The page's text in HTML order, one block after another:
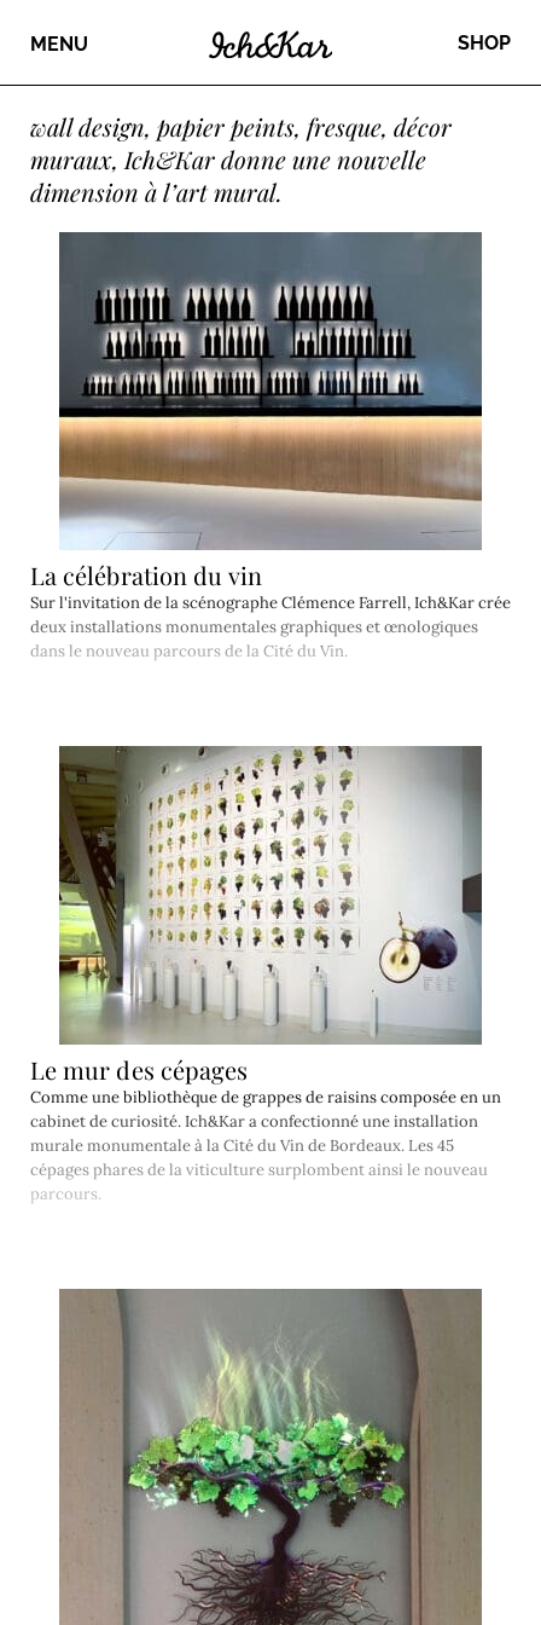
MENU SHOP
wall design, papier peints, fresque, décor
muraux, Ich&Kar donne une nouvelle
dimension à l’art mural.
La célébration du vin
Sur l'invitation de la scénographe Clémence Farrell, Ich&Kar crée
deux installations monumentales graphiques et œnologiques
dans le nouveau parcours de la Cité du Vin.
Le mur des cépages
Comme une bibliothèque de grappes de raisins composée en un
cabinet de curiosité. Ich&Kar a confectionné une installation
murale monumentale à la Cité du Vin de Bordeaux. Les 45
cépages phares de la viticulture surplombent ainsi le nouveau
parcours.